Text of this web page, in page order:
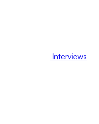
Interviews